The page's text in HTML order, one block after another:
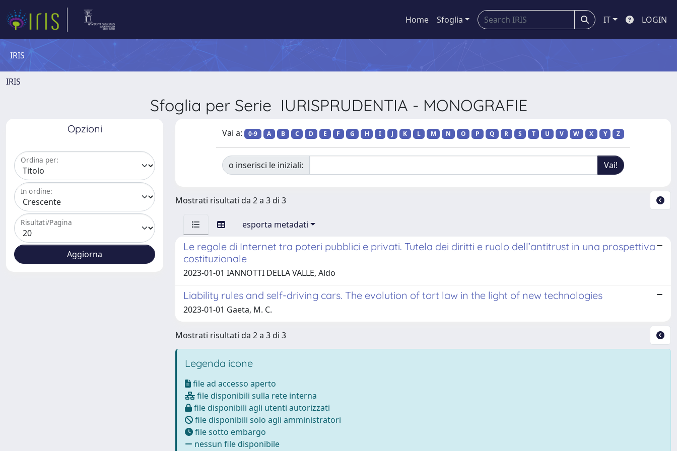
Home Sfoglia IT LOGIN
IRIS
IRIS
Sfoglia per Serie IURISPRUDENTIA - MONOGRAFIE
Opzioni
Ordina per:
In ordine:
Risultati/Pagina
Vai a: 0-9 A B C D E F G H I J K L M N O P Q R S T U V W X Y Z
o inserisci le iniziali:
Mostrati risultati da 2 a 3 di 3
esporta metadati
Le regole di Internet tra poteri pubblici e privati. Tutela dei diritti e ruolo dell’antitrust in una prospettiva
costituzionale
2023-01-01 IANNOTTI DELLA VALLE, Aldo
Liability rules and self-driving cars. The evolution of tort law in the light of new technologies
2023-01-01 Gaeta, M. C.
Mostrati risultati da 2 a 3 di 3
Legenda icone
file ad accesso aperto
file disponibili sulla rete interna
file disponibili agli utenti autorizzati
file disponibili solo agli amministratori
file sotto embargo
nessun file disponibile